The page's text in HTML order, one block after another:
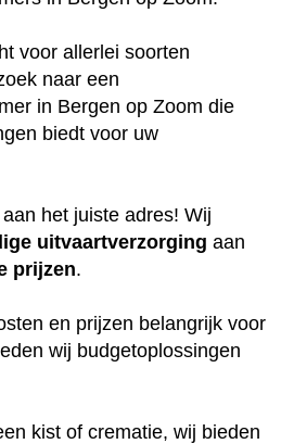
voor allerlei soorten
naar een
in Bergen op Zoom die
biedt voor uw
het juiste adres! Wij
uitvaartverzorging aan
prijzen.
en prijzen belangrijk voor
wij budgetoplossingen
kist of crematie, wij bieden